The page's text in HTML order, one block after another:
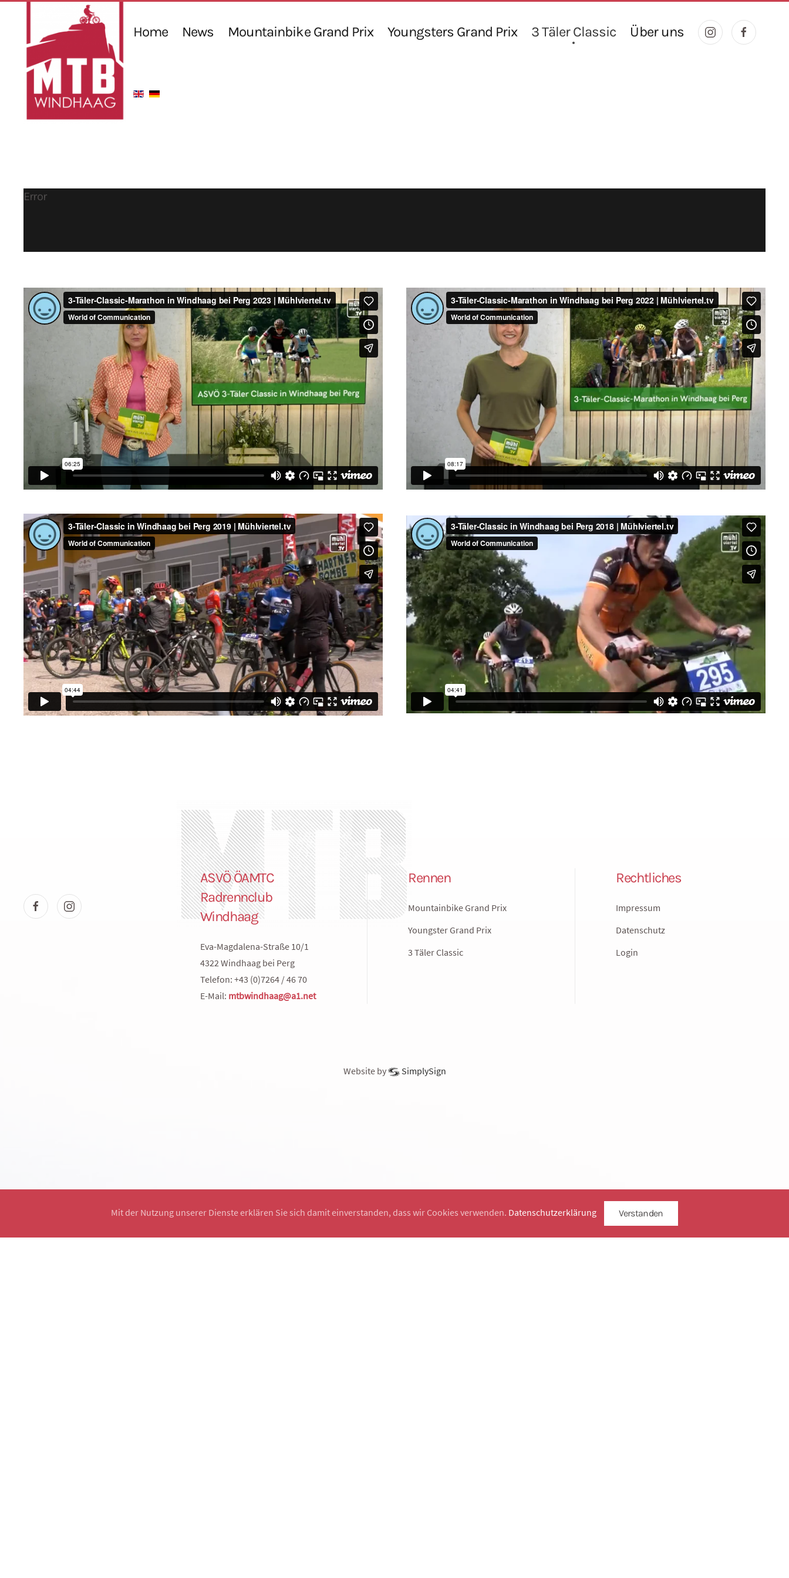
Home News Mountainbike Grand Prix Youngsters Grand Prix 3 Täler Classic Über uns
Error
ASVÖ ÖAMTC
Radrennclub
Windhaag
Eva-Magdalena-Straße 10/1
4322 Windhaag bei Perg
Telefon: +43 (0)7264 / 46 70
E-Mail: mtbwindhaag@a1.net
Rennen
Mountainbike Grand Prix
Youngster Grand Prix
3 Täler Classic
Rechtliches
Impressum
Datenschutz
Login
Website by SimplySign
Mit der Nutzung unserer Dienste erklären Sie sich damit einverstanden, dass wir Cookies verwenden. Datenschutzerklärung Verstanden